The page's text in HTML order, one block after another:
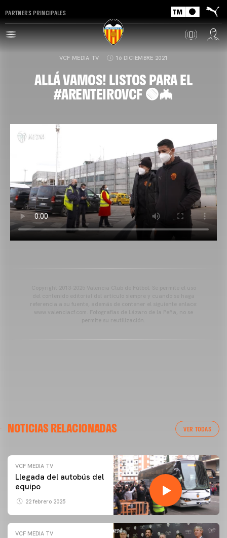
PARTNERS PRINCIPALES
VCF MEDIA TV 16 DICIEMBRE 2021
ALLÁ VAMOS! LISTOS PARA EL
#ARENTEIROVCF 🟢🦇
NOTICIAS RELACIONADAS VER TODAS
VCF MEDIA TV
Llegada del autobús del
equipo
22 febrero 2025
VCF MEDIA TV